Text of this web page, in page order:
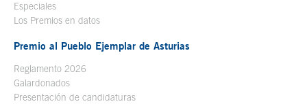
Especiales
Los Premios en datos
Premio al Pueblo Ejemplar de Asturias
Reglamento 2026
Galardonados
Presentación de candidaturas